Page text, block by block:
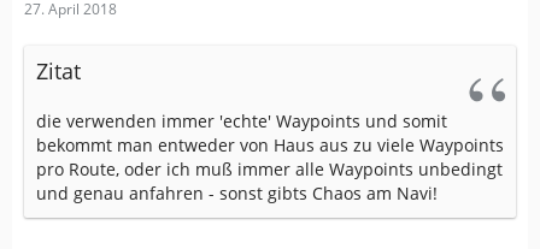
27. April 2018
Zitat
die verwenden immer 'echte' Waypoints und somit
bekommt man entweder von Haus aus zu viele Waypoints
pro Route, oder ich muß immer alle Waypoints unbedingt
und genau anfahren - sonst gibts Chaos am Navi!